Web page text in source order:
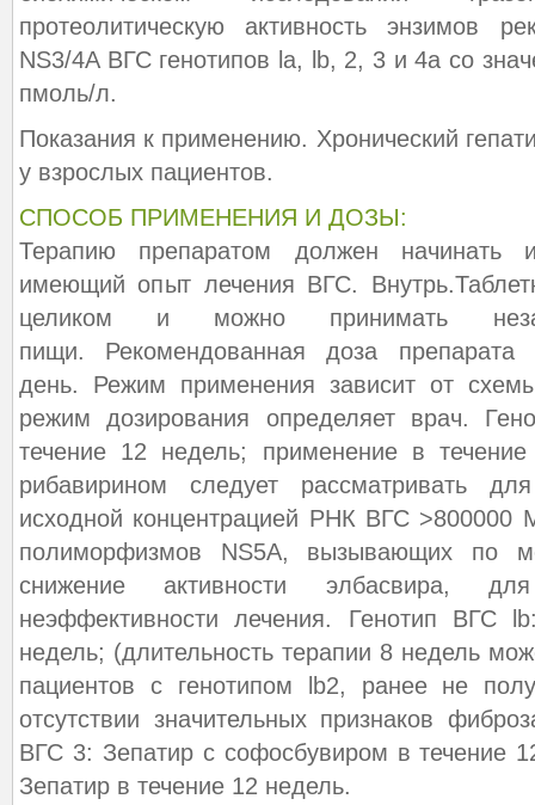
протеолитическую активность энзимов
NS3/4A ВГС генотипов la, lb, 2, 3 и 4а со
пмоль/л.
Показания к применению. Хронический
у взрослых пациентов.
СПОСОБ ПРИМЕНЕНИЯ И ДОЗЫ:
Терапию препаратом должен начинать
имеющий опыт лечения ВГС.
целиком и можно принимать
пищи. Рекомендованная доза
день. Режим применения зависит от
режим дозирования определяет врач.
течение 12 недель; применение в
рибавирином следует рассматривать
исходной концентрацией РНК ВГС
полиморфизмов NS5A, вызывающих по
снижение активности элбасвира,
неэффективности лечения. Генотип ВГС
недель; (длительность терапии 8 недель
пациентов с генотипом lb2, ранее не
отсутствии значительных признаков
ВГС 3: Зепатир с софосбувиром в течение
Зепатир в течение 12 недель.